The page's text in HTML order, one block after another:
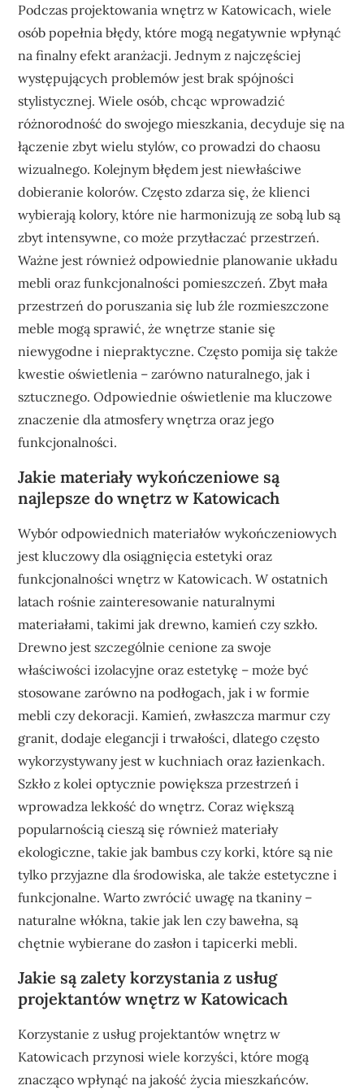
Podczas projektowania wnętrz w Katowicach, wiele
osób popełnia błędy, które mogą negatywnie wpłynąć
na finalny efekt aranżacji. Jednym z najczęściej
występujących problemów jest brak spójności
stylistycznej. Wiele osób, chcąc wprowadzić
różnorodność do swojego mieszkania, decyduje się na
łączenie zbyt wielu stylów, co prowadzi do chaosu
wizualnego. Kolejnym błędem jest niewłaściwe
dobieranie kolorów. Często zdarza się, że klienci
wybierają kolory, które nie harmonizują ze sobą lub są
zbyt intensywne, co może przytłaczać przestrzeń.
Ważne jest również odpowiednie planowanie układu
mebli oraz funkcjonalności pomieszczeń. Zbyt mała
przestrzeń do poruszania się lub źle rozmieszczone
meble mogą sprawić, że wnętrze stanie się
niewygodne i niepraktyczne. Często pomija się także
kwestie oświetlenia – zarówno naturalnego, jak i
sztucznego. Odpowiednie oświetlenie ma kluczowe
znaczenie dla atmosfery wnętrza oraz jego
funkcjonalności.
Jakie materiały wykończeniowe są
najlepsze do wnętrz w Katowicach
Wybór odpowiednich materiałów wykończeniowych
jest kluczowy dla osiągnięcia estetyki oraz
funkcjonalności wnętrz w Katowicach. W ostatnich
latach rośnie zainteresowanie naturalnymi
materiałami, takimi jak drewno, kamień czy szkło.
Drewno jest szczególnie cenione za swoje
właściwości izolacyjne oraz estetykę – może być
stosowane zarówno na podłogach, jak i w formie
mebli czy dekoracji. Kamień, zwłaszcza marmur czy
granit, dodaje elegancji i trwałości, dlatego często
wykorzystywany jest w kuchniach oraz łazienkach.
Szkło z kolei optycznie powiększa przestrzeń i
wprowadza lekkość do wnętrz. Coraz większą
popularnością cieszą się również materiały
ekologiczne, takie jak bambus czy korki, które są nie
tylko przyjazne dla środowiska, ale także estetyczne i
funkcjonalne. Warto zwrócić uwagę na tkaniny –
naturalne włókna, takie jak len czy bawełna, są
chętnie wybierane do zasłon i tapicerki mebli.
Jakie są zalety korzystania z usług
projektantów wnętrz w Katowicach
Korzystanie z usług projektantów wnętrz w
Katowicach przynosi wiele korzyści, które mogą
znacząco wpłynąć na jakość życia mieszkańców.